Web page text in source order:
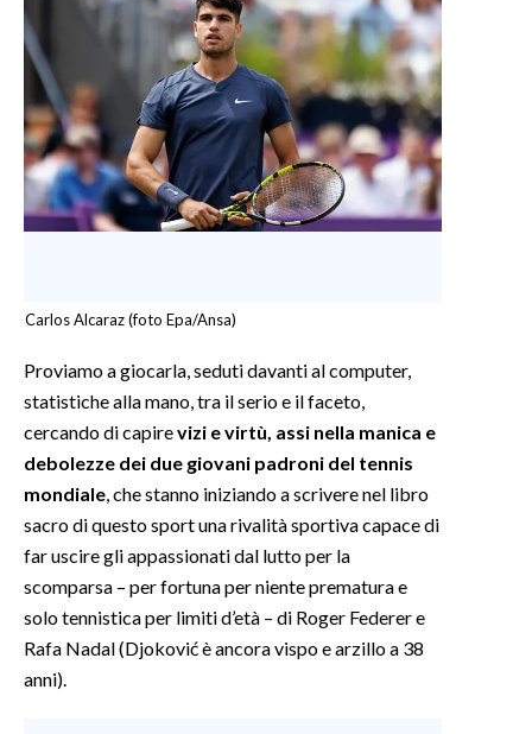
#CARAUNIONE
3 MINUTI CON
INSULARITÀ
INFO AZIENDE
NECROLOGI
Carlos Alcaraz (foto Epa/Ansa)
Proviamo a giocarla, seduti davanti al computer,
statistiche alla mano, tra il serio e il faceto,
cercando di capirevizi e virtù, assi nella manica e
debolezze dei due giovani padroni del tennis
mondiale , che stanno iniziando a scrivere nel libro
sacro di questo sport una rivalità sportiva capace di
far uscire gli appassionati dal lutto per la
scomparsa – per fortuna per niente prematura e
solo tennistica per limiti d’età – di Roger Federer e
Rafa Nadal (Djoković è ancora vispo e arzillo a 38
anni).